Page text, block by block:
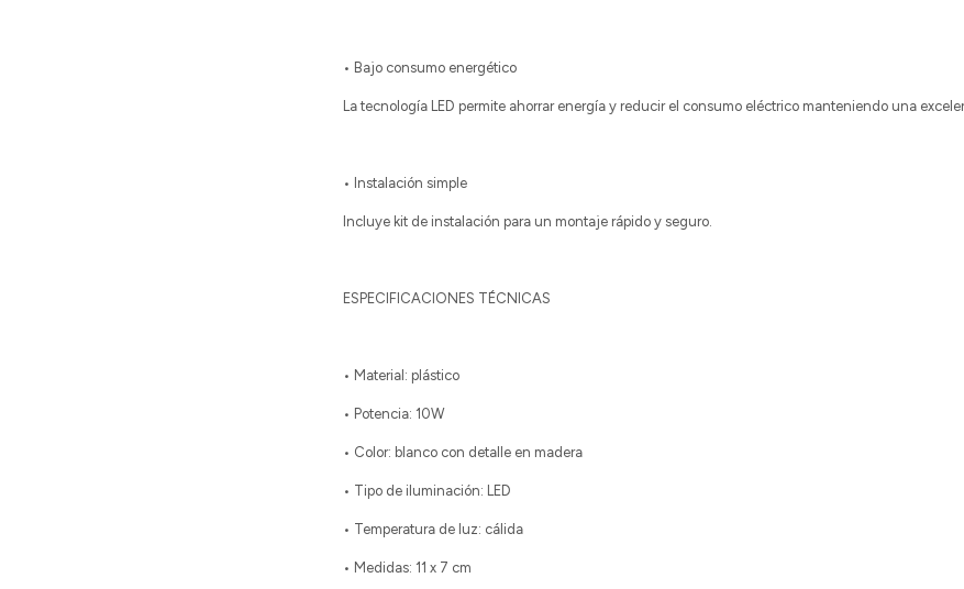
• Bajo consumo energético
La tecnología LED permite ahorrar energía y reducir el consumo eléctrico manteniendo una
• Instalación simple
Incluye kit de instalación para un montaje rápido y seguro.
ESPECIFICACIONES TÉCNICAS
• Material: plástico
• Potencia: 10W
• Color: blanco con detalle en madera
• Tipo de iluminación: LED
• Temperatura de luz: cálida
• Medidas: 11 x 7 cm